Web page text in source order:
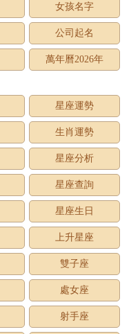
女孩名字
公司起名
萬年曆2026年
星座運勢
生肖運勢
星座分析
星座查詢
星座生日
上升星座
雙子座
處女座
射手座